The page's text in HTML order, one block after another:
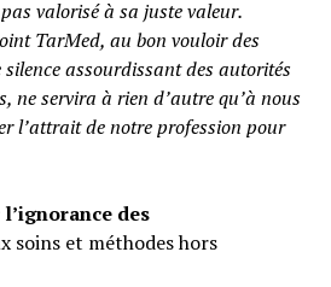
valorisé à sa juste valeur.
TarMed, au bon vouloir des
assourdissant des autorités
ne servira à rien d’autre qu’à nous
l’attrait de notre profession pour
des
soins et méthodes hors